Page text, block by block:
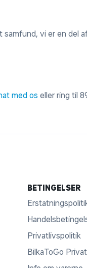
samfund, vi er en del
med os eller ring til
BETINGELSER
Privatlivspolitik
BilkaToGo